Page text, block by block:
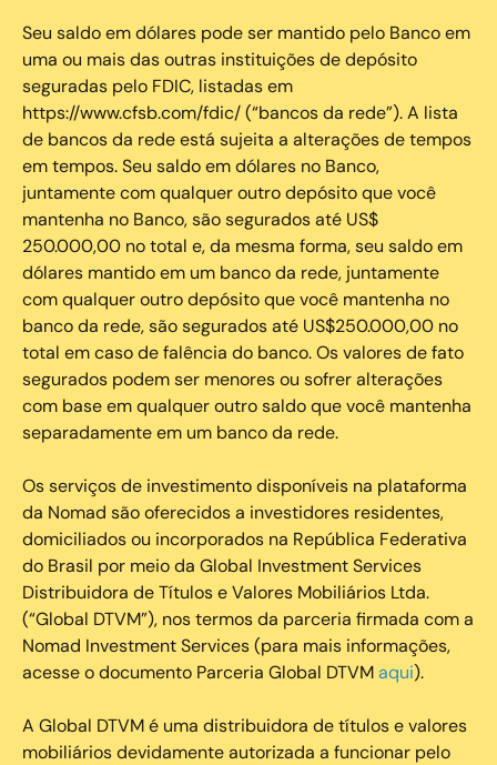
Seu saldo em dólares pode ser mantido pelo Banco em
uma ou mais das outras instituições de depósito
seguradas pelo FDIC, listadas em
https://www.cfsb.com/fdic/ (“bancos da rede”). A lista
de bancos da rede está sujeita a alterações de tempos
em tempos. Seu saldo em dólares no Banco,
juntamente com qualquer outro depósito que você
mantenha no Banco, são segurados até US$
250.000,00 no total e, da mesma forma, seu saldo em
dólares mantido em um banco da rede, juntamente
com qualquer outro depósito que você mantenha no
banco da rede, são segurados até US$250.000,00 no
total em caso de falência do banco. Os valores de fato
segurados podem ser menores ou sofrer alterações
com base em qualquer outro saldo que você mantenha
separadamente em um banco da rede.
Os serviços de investimento disponíveis na plataforma
da Nomad são oferecidos a investidores residentes,
domiciliados ou incorporados na República Federativa
do Brasil por meio da Global Investment Services
Distribuidora de Títulos e Valores Mobiliários Ltda.
(“Global DTVM”), nos termos da parceria firmada com a
Nomad Investment Services (para mais informações,
acesse o documento Parceria Global DTVMaqui).
A Global DTVM é uma distribuidora de títulos e valores
mobiliários devidamente autorizada a funcionar pelo